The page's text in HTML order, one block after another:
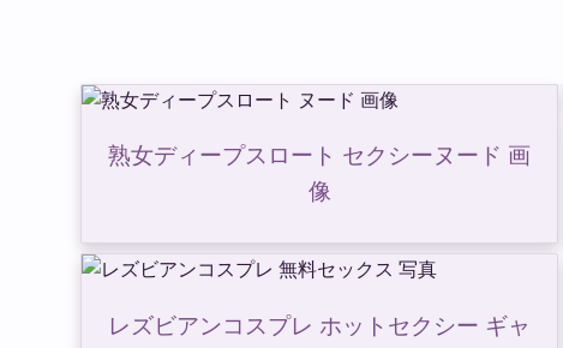
熟女ディープスロート セクシーヌード 画
像
レズビアンコスプレ ホットセクシー ギャ